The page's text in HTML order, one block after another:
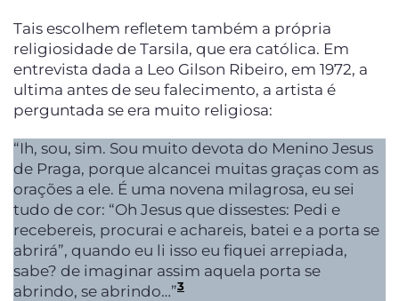
Tais escolhem refletem também a própria
religiosidade de Tarsila, que era católica. Em
entrevista dada a Leo Gilson Ribeiro, em 1972, a
ultima antes de seu falecimento, a artista é
perguntada se era muito religiosa:
“Ih, sou, sim. Sou muito devota do Menino Jesus
de Praga, porque alcancei muitas graças com as
orações a ele. É uma novena milagrosa, eu sei
tudo de cor: “Oh Jesus que dissestes: Pedi e
recebereis, procurai e achareis, batei e a porta se
abrirá”, quando eu li isso eu fiquei arrepiada,
sabe? de imaginar assim aquela porta se
abrindo, se abrindo…”3